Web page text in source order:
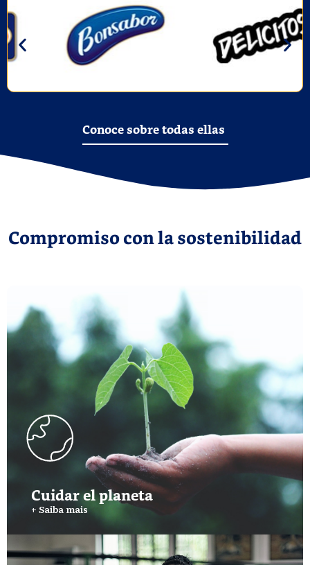
Conoce sobre todas ellas
Compromiso con la sostenibilidad
Cuidar el planeta
+ Saiba mais